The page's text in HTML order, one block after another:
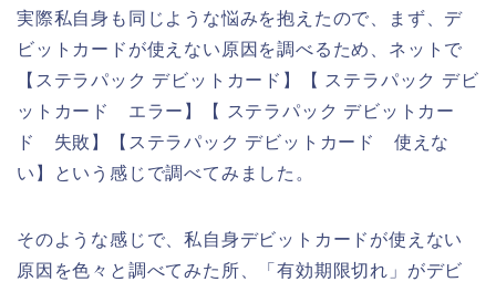
実際私自身も同じような悩みを抱えたので、まず、デ
ビットカードが使えない原因を調べるため、ネットで
【ステラパック デビットカード】【 ステラパック デビ
ットカード エラー】【 ステラパック デビットカー
ド 失敗】【ステラパック デビットカード 使えな
い】という感じで調べてみました。
そのような感じで、私自身デビットカードが使えない
原因を色々と調べてみた所、「有効期限切れ」がデビ